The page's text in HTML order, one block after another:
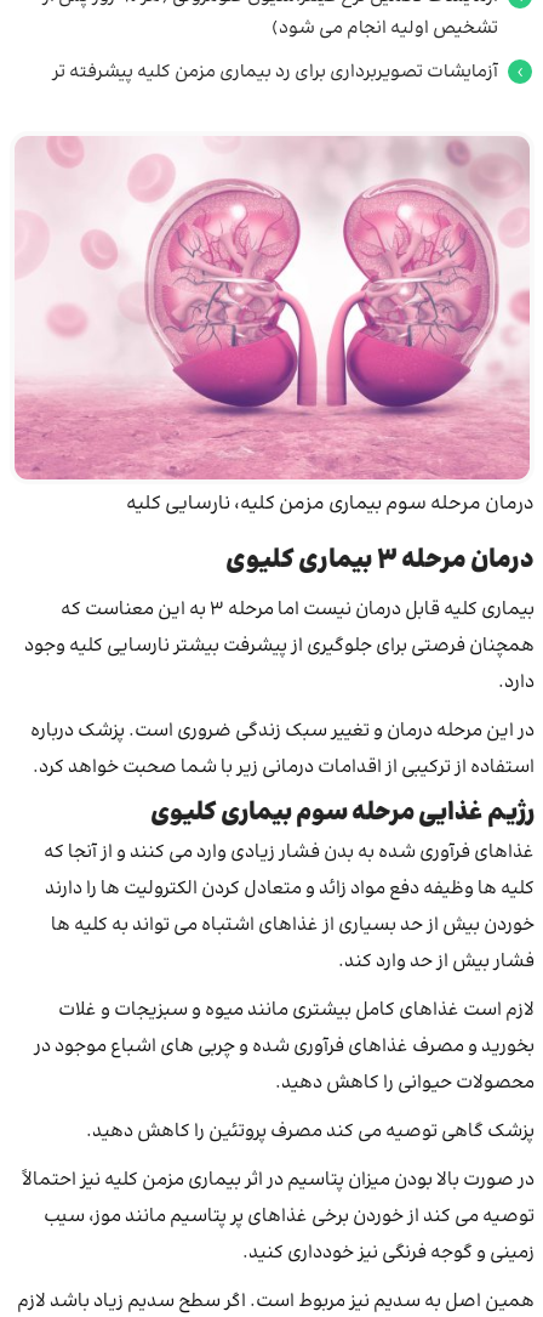
تشخیص اولیه انجام می شود)
آزمایشات تصویربرداری برای رد بیماری مزمن کلیه پیشرفته تر
درمان مرحله سوم بیماری مزمن کلیه، نارسایی کلیه
درمانمرحله 3 بیماری کلیوی
بیماری کلیه قابل درمان نیست اما مرحله 3 به این معناست که
همچنان فرصتی برای جلوگیری از پیشرفت بیشتر نارسایی کلیه وجود
دارد.
در این مرحله درمان و تغییر سبک زندگی ضروری است. پزشک درباره
استفاده از ترکیبی از اقدامات درمانی زیر با شما صحبت خواهد کرد.
رژیم غذایی مرحله سوم بیماری کلیوی
غذاهای فرآوری شده به بدن فشار زیادی وارد می کنند و از آنجا که
کلیه ها وظیفه دفع مواد زائد و متعادل کردن الکترولیت ها را دارند
خوردن بیش از حد بسیاری از غذاهای اشتباه می تواند به کلیه ها
فشار بیش از حد وارد کند.
لازم است غذاهای کامل بیشتری مانند میوه و سبزیجات و غلات
بخورید و مصرف غذاهای فرآوری شده و چربی های اشباع موجود در
محصولات حیوانی را کاهش دهید.
پزشک گاهی توصیه می کند مصرف پروتئین را کاهش دهید.
در صورت بالا بودن میزان پتاسیم در اثر بیماری مزمن کلیه نیز احتمالاً
توصیه می کند از خوردن برخی غذاهای پر پتاسیم مانند موز، سیب
زمینی و گوجه فرنگی نیز خودداری کنید.
همین اصل به سدیم نیز مربوط است. اگر سطح سدیم زیاد باشد لازم